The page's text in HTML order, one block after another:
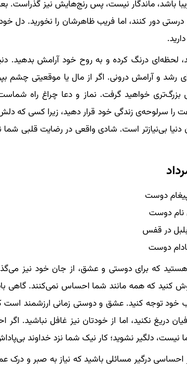
باشد، ماندگار نیست، پس رنج‌هایش نیز گذراست.
درستی دور کنند، اما فریب ظاهرشان را نخورید. دل خود
درنگ کرده و به روح خود آرامش بدهید.
رشد و آرامش درونی. اگر از مال یا موقعیتی چشم
بزرگ‌تری خواهید گرفت. نماز و دعا چراغ راه
را سرلوحه‌ی زندگی خود قرار دهید، زیرا کسی که
بی‌نیازتر است. شادی واقعی در رضایت قلبی
دوست
نام دوست
در قفس
دوست
که برای دوستی و عشق، از جان خود نیز
کنید که همه مانند شما احساس نمی‌کنند. گاهی
خود توجه کنید. عشق و دوستی زمانی ارزشمند است
دریغ نکنید، اما از خودتان نیز غافل نباشید.
دلگیر نشوید؛ کار نیک شما نزد خداوند
درگیر مسائلی باشید که نیاز به صبر و درک